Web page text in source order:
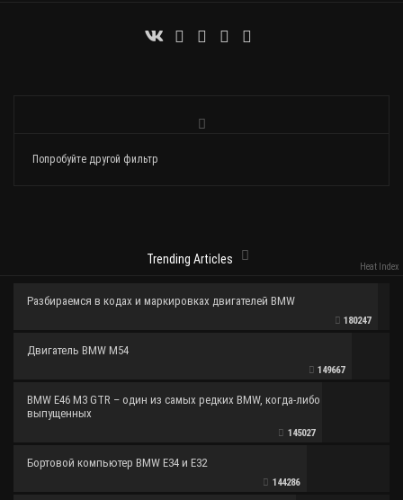
Попробуйте другой фильтр
Trending Articles
Heat Index
Разбираемся в кодах и маркировках двигателей BMW
180247
Двигатель BMW M54
149667
BMW E46 M3 GTR – один из самых редких BMW, когда-либо
выпущенных
145027
Бортовой компьютер BMW E34 и E32
144286